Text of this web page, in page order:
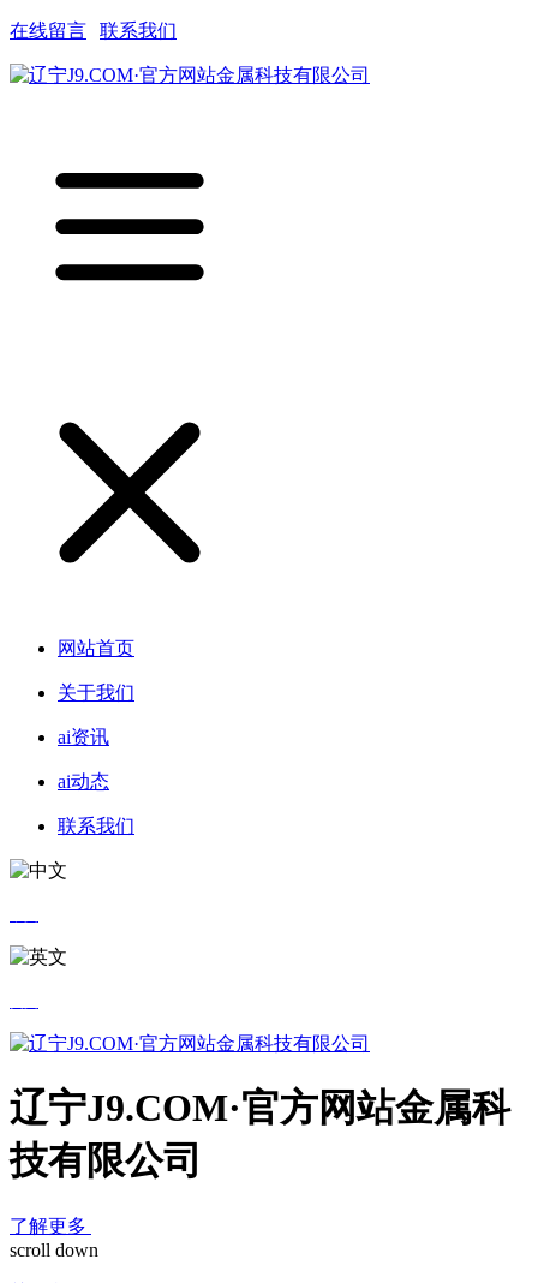
在线留言 联系我们
网站首页
关于我们
ai资讯
ai动态
联系我们
辽宁J9.COM·官方网站金属科
技有限公司
了解更多
scroll down